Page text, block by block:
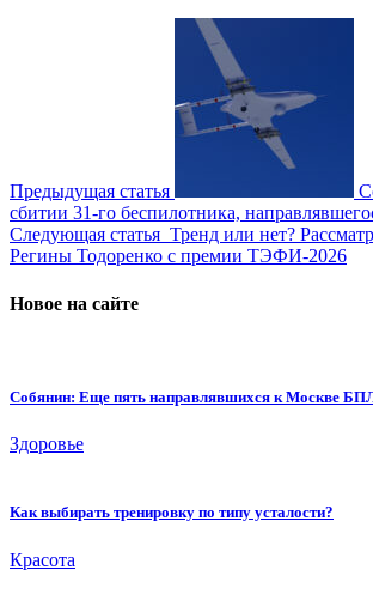
Предыдущая статья
сбитии 31-го беспилотника,
Следующая статья Тренд или нет?
Регины Тодоренко с премии ТЭФИ-2026
Новое на сайте
Собянин: Еще пять направлявшихся к Москве
Здоровье
Как выбирать тренировку по типу усталости?
Красота